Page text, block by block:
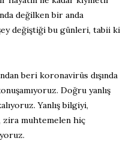
değilken bir anda
değiştiği bu günleri, tabii ki
beri koronavirüs dışında
Doğru yanlış
Yanlış bilgiyi,
zira muhtemelen hiç